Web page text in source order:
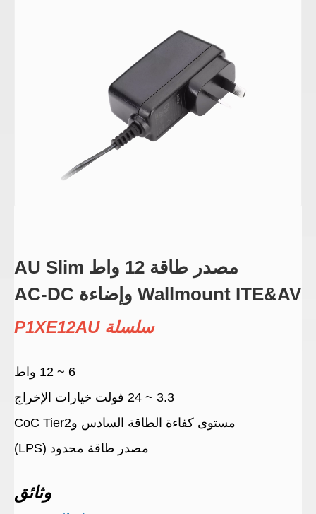
مصدر طاقة 12 واط AU Slim
Wallmount ITE&AV وإضاءة AC-DC
سلسلة P1XE12AU
6 ~ 12 واط
3.3 ~ 24 فولت خيارات الإخراج
مستوى كفاءة الطاقة السادس وCoC Tier2
مصدر طاقة محدود (LPS)
وثائق